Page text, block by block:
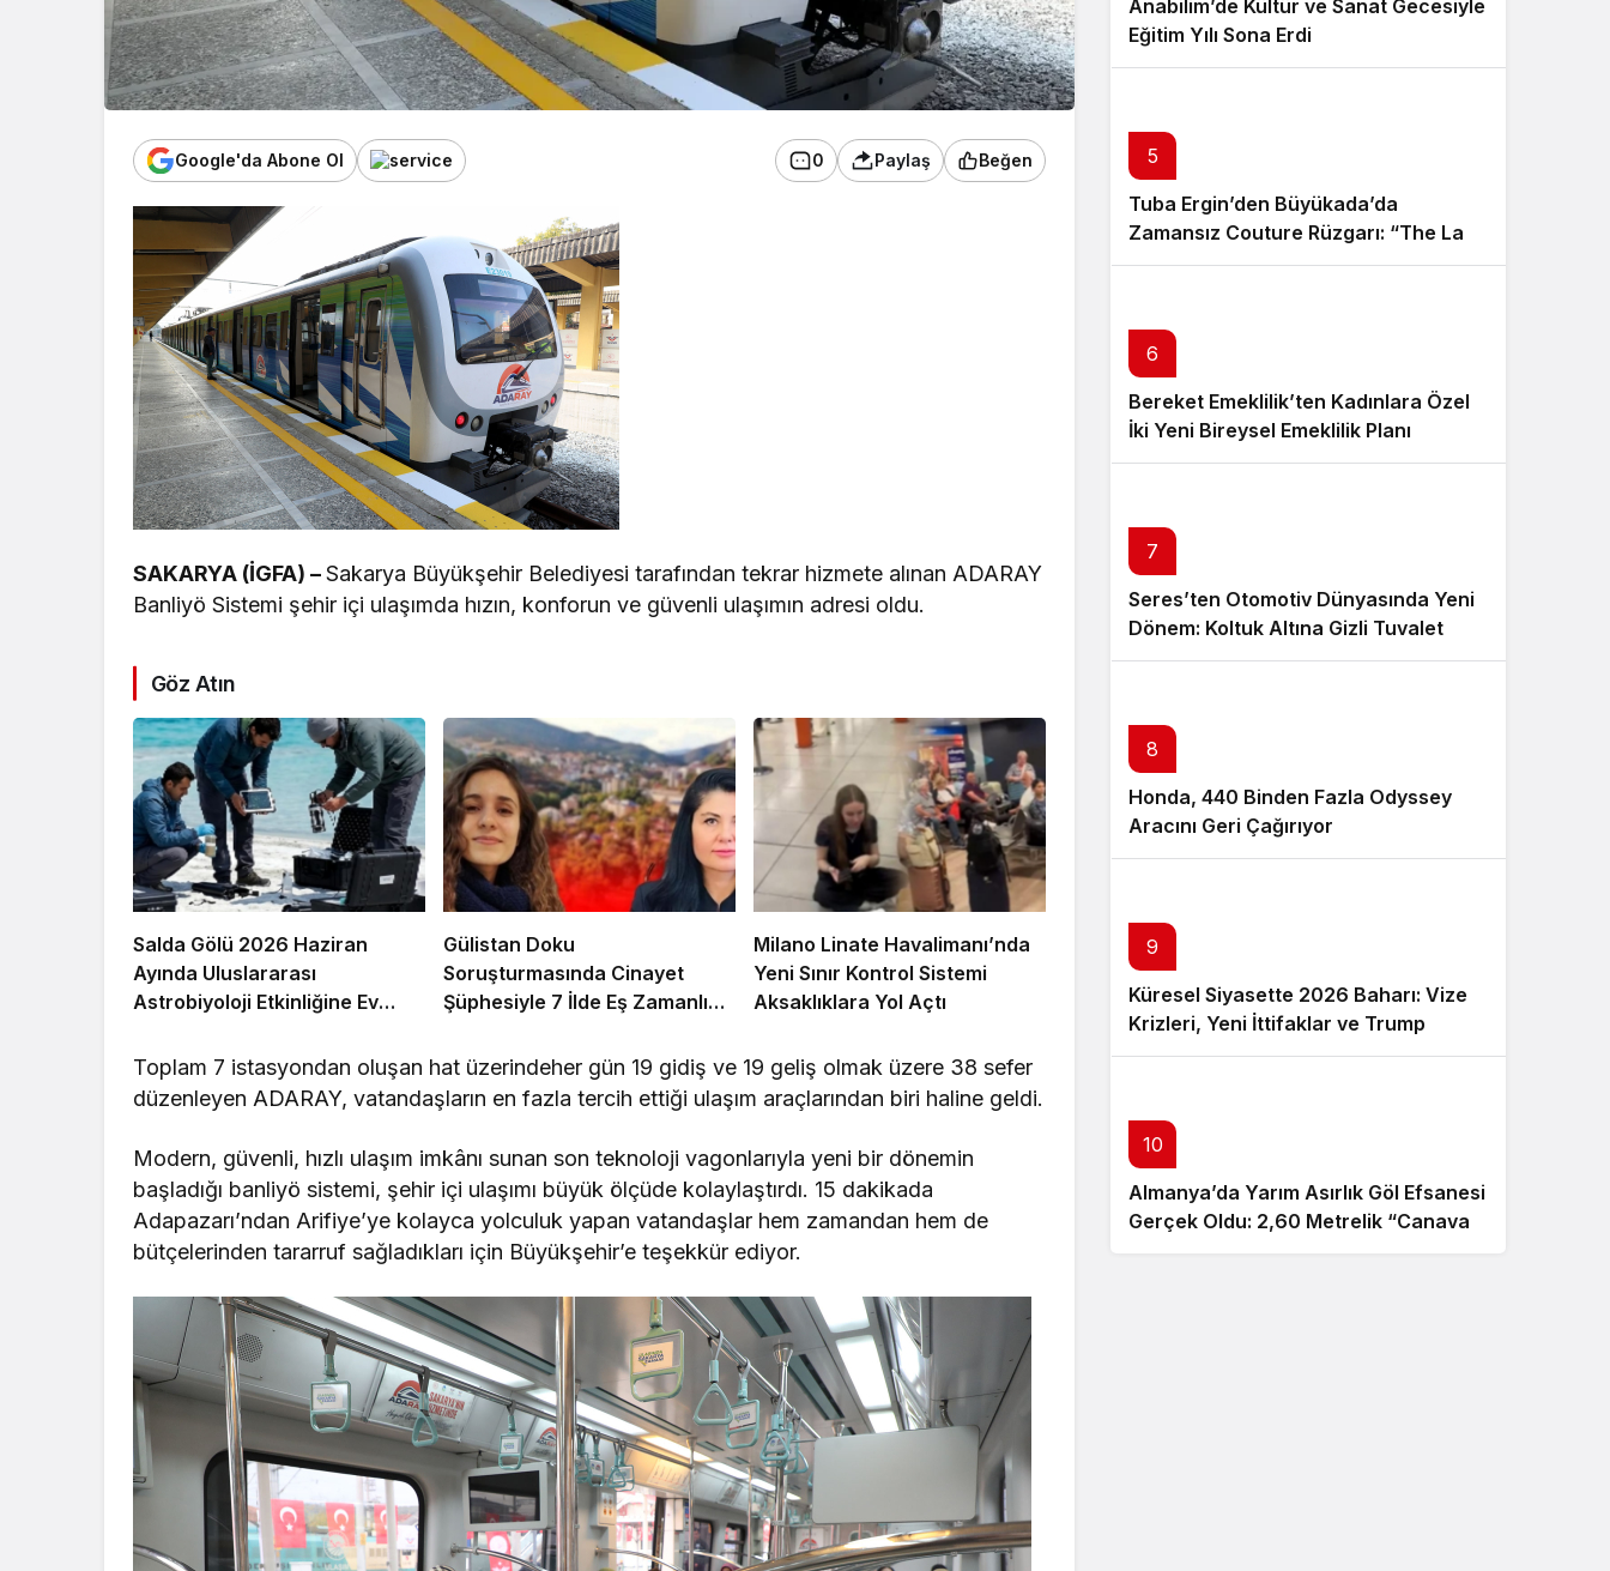
Google'da Abone Ol 0 Paylaş Beğen
SAKARYA (İGFA) –Sakarya Büyükşehir Belediyesi tarafından tekrar hizmete alınan ADARAY
Banliyö Sistemi şehir içi ulaşımda hızın, konforun ve güvenli ulaşımın adresi oldu.
Göz Atın
Salda Gölü 2026 Haziran
Ayında Uluslararası
Astrobiyoloji Etkinliğine Ev
Gülistan Doku
Soruşturmasında Cinayet
Şüphesiyle 7 İlde Eş Zamanlı
Milano Linate Havalimanı’nda
Yeni Sınır Kontrol Sistemi
Aksaklıklara Yol Açtı
Toplam 7 istasyondan oluşan hat üzerindeher gün 19 gidiş ve 19 geliş olmak üzere 38 sefer
düzenleyen ADARAY, vatandaşların en fazla tercih ettiği ulaşım araçlarından biri haline geldi.
Modern, güvenli, hızlı ulaşım imkânı sunan son teknoloji vagonlarıyla yeni bir dönemin
başladığı banliyö sistemi, şehir içi ulaşımı büyük ölçüde kolaylaştırdı. 15 dakikada
Adapazarı’ndan Arifiye’ye kolayca yolculuk yapan vatandaşlar hem zamandan hem de
bütçelerinden tararruf sağladıkları için Büyükşehir’e teşekkür ediyor.
Anabilim’de Kültür ve Sanat Gecesiyle
Eğitim Yılı Sona Erdi
5
Tuba Ergin’den Büyükada’da
Zamansız Couture Rüzgarı: “The Last
Empress” Koleksiyonu Tanıtıldı
6
Bereket Emeklilik’ten Kadınlara Özel
İki Yeni Bireysel Emeklilik Planı
7
Seres’ten Otomotiv Dünyasında Yeni
Dönem: Koltuk Altına Gizli Tuvalet
Patenti
8
Honda, 440 Binden Fazla Odyssey
Aracını Geri Çağırıyor
9
Küresel Siyasette 2026 Baharı: Vize
Krizleri, Yeni İttifaklar ve Trump
Tasarısı
10
Almanya’da Yarım Asırlık Göl Efsanesi
Gerçek Oldu: 2,60 Metrelik “Canavar”